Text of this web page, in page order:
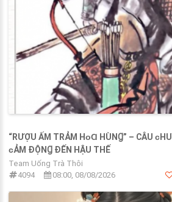
“RƯỢU ẤM TRẢM HᴏⱭ HÙNꞬ” – CÂU
ᴄẢM ĐỘNꞬ ĐẾN HẬU THẾ
Team Uống Trà Thôi
4094
08:00, 08/08/2026